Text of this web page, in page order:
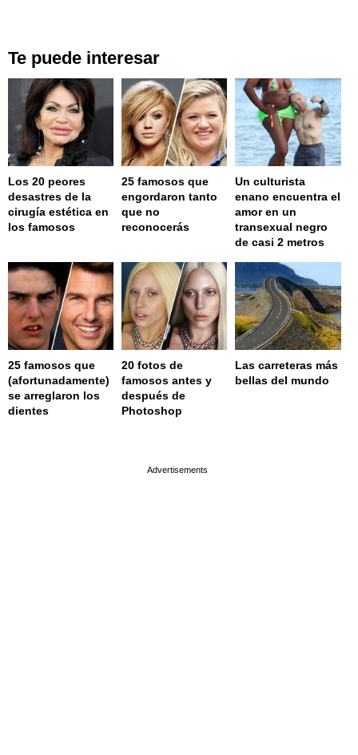
Te puede interesar
Los 20 peores
desastres de la
cirugía estética en
los famosos
25 famosos que
engordaron tanto
que no
reconocerás
Un culturista
enano encuentra el
amor en un
transexual negro
de casi 2 metros
25 famosos que
(afortunadamente)
se arreglaron los
dientes
20 fotos de
famosos antes y
después de
Photoshop
Las carreteras más
bellas del mundo